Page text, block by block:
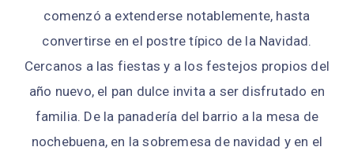
comenzó a extenderse notablemente, hasta
convertirse en el postre típico de la Navidad.
Cercanos a las fiestas y a los festejos propios del
año nuevo, el pan dulce invita a ser disfrutado en
familia. De la panadería del barrio a la mesa de
nochebuena, en la sobremesa de navidad y en el